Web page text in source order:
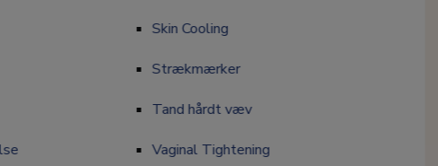
Skin Cooling
Strækmærker
Tand hårdt væv
Vaginal Tightening
Pigment/uens hudtoner
Skin Cooling
Strækmærker
Tand hårdt væv